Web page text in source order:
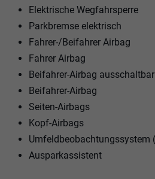
Elektrische Wegfahrsperre
Parkbremse elektrisch
Fahrer-/Beifahrer Airbag
Fahrer Airbag
Beifahrer-Airbag ausschaltbar
Beifahrer-Airbag
Seiten-Airbags
Kopf-Airbags
Umfeldbeobachtungssystem
Ausparkassistent